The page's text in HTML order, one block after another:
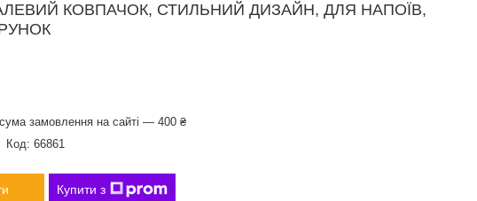
КОВПАЧОК, СТИЛЬНИЙ ДИЗАЙН, ДЛЯ НАПОЇВ,
замовлення на сайті — 400 ₴
Код: 66861
Купити з